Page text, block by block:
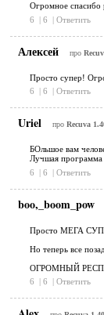
Огромное спасибо
6
| 6 | Ответить
Алексей про
Просто супер!
6
| 6 | Ответить
Uriel про Recuva
БОльшое вам
Лучшая
6
| 6 | Ответить
boo,_boom_pow
Просто МЕГА
Но теперь все
ОГРОМНЫЙ
6
| 6 | Ответить